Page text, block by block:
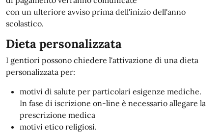
con un ulteriore avviso prima dell'inizio dell'anno
scolastico.
Dieta personalizzata
I gentiori possono chiedere l'attivazione di una dieta
personalizzata per:
motivi di salute per particolari esigenze mediche.
In fase di iscrizione on-line è necessario allegare la
prescrizione medica
motivi etico religiosi.